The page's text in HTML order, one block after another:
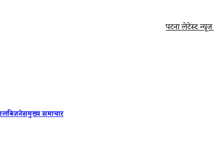
पटना लेटेस्ट न्यूज 7 अगस्त, 2026: गरज के
बिजनेसमुख्य समाचार